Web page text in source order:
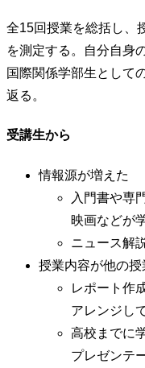
全15回授業を総括し、
を測定する。自分自身
国際関係学部生として
返る。
受講生から
情報源が増えた
入門書や専
映画などが
ニュース解
授業内容が他の
レポート作
アレンジし
高校までに
プレゼンテ